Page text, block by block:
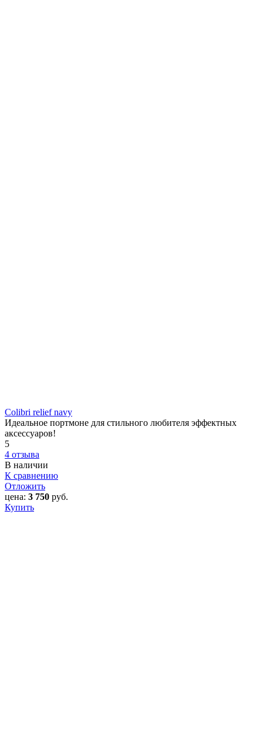
Colibri relief navy
Идеальное портмоне для стильного любителя эффектных
аксессуаров!
5
4 отзыва
В наличии
К сравнению
Отложить
цена: 3 750 руб.
Купить